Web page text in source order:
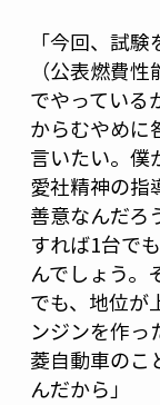
「今回、試
（公表燃費
でやっている
からむやめに
言いたい。僕
愛社精神の指
善意なんだろ
すれば1台で
んでしょう。
でも、地位が
ンジンを作っ
菱自動車のこ
んだから」